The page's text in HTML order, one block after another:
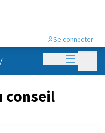
Menu
Se connecter
/
conseil